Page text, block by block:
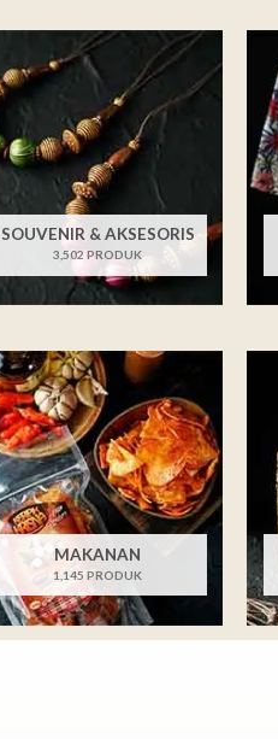
SOUVENIR & AKSESORIS
3,502 PRODUK
MAKANAN
1,145 PRODUK